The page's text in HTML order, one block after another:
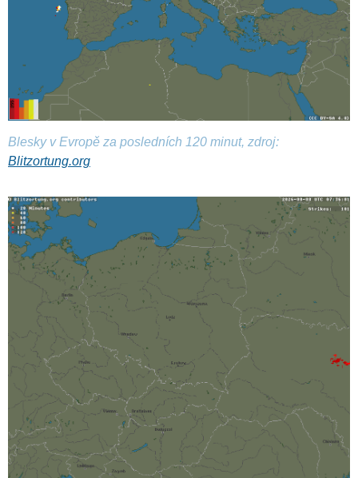
Blesky v Evropě za posledních 120 minut, zdroj:
Blitzortung.org